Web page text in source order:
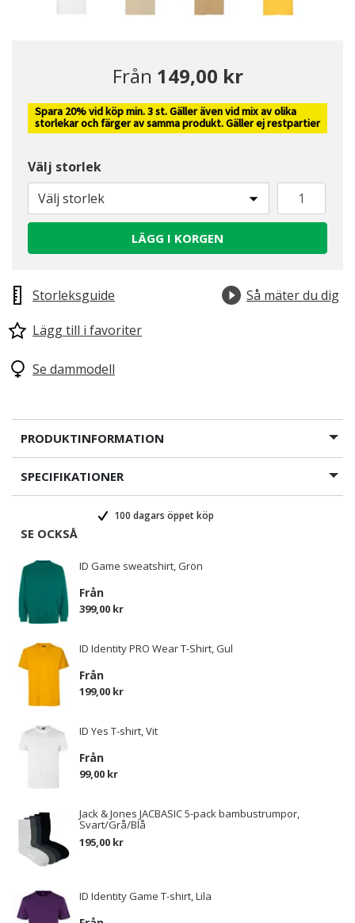
Valda
Från 149,00 kr
Spara 20% vid köp min. 3 st. Gäller även vid mix av olika
storlekar och färger av samma produkt. Gäller ej restpartier
Välj storlek
Välj storlek
LÄGG I KORGEN
Storleksguide
Så mäter du dig
Lägg till i favoriter
Se dammodell
PRODUKTINFORMATION
SPECIFIKATIONER
100 dagars öppet köp
SE OCKSÅ
ID Game sweatshirt, Grön
Från
399,00 kr
ID Identity PRO Wear T-Shirt, Gul
Från
199,00 kr
ID Yes T-shirt, Vit
Från
99,00 kr
Jack & Jones JACBASIC 5-pack bambustrumpor,
Svart/Grå/Blå
195,00 kr
ID Identity Game T-shirt, Lila